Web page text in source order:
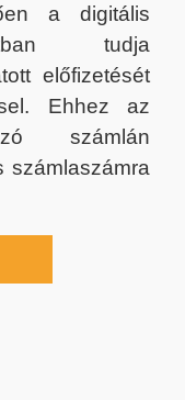
a digitális
tudja
előfizetését
Ehhez az
számlán
számlaszámra